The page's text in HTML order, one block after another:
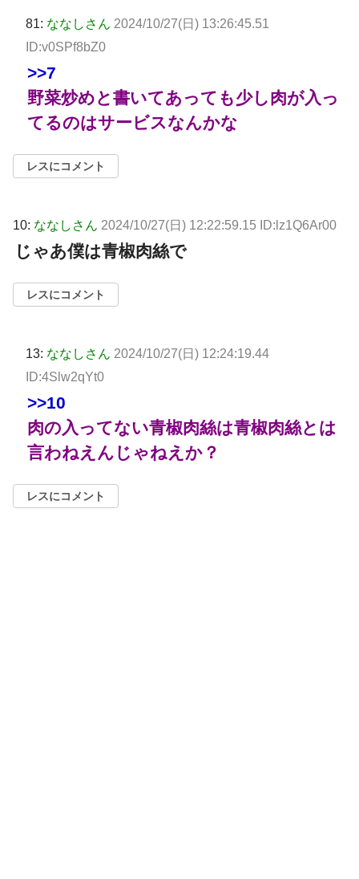
81: ななしさん 2024/10/27(日) 13:26:45.51
ID:v0SPf8bZ0
>>7
野菜炒めと書いてあっても少し肉が入っ
てるのはサービスなんかな
レスにコメント
10: ななしさん 2024/10/27(日) 12:22:59.15 ID:lz1Q6Ar00
じゃあ僕は青椒肉絲で
レスにコメント
13: ななしさん 2024/10/27(日) 12:24:19.44
ID:4Slw2qYt0
>>10
肉の入ってない青椒肉絲は青椒肉絲とは
言わねえんじゃねえか？
レスにコメント